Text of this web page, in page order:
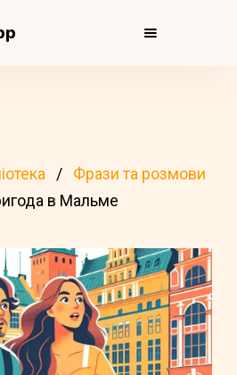
Фрази та розмови
в Мальме